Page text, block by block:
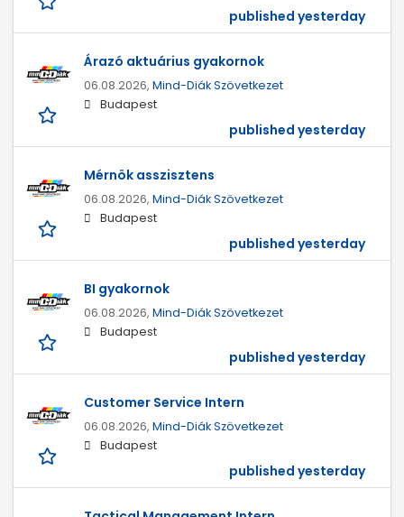
published yesterday
Árazó aktuárius gyakornok
06.08.2026, Mind-Diák Szövetkezet
Budapest
published yesterday
Mérnök asszisztens
06.08.2026, Mind-Diák Szövetkezet
Budapest
published yesterday
BI gyakornok
06.08.2026, Mind-Diák Szövetkezet
Budapest
published yesterday
Customer Service Intern
06.08.2026, Mind-Diák Szövetkezet
Budapest
published yesterday